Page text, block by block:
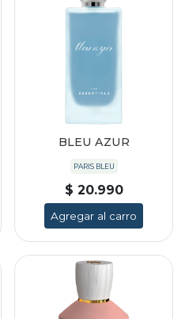
BLEU AZUR
PARIS BLEU
$ 20.990
Agregar al carro